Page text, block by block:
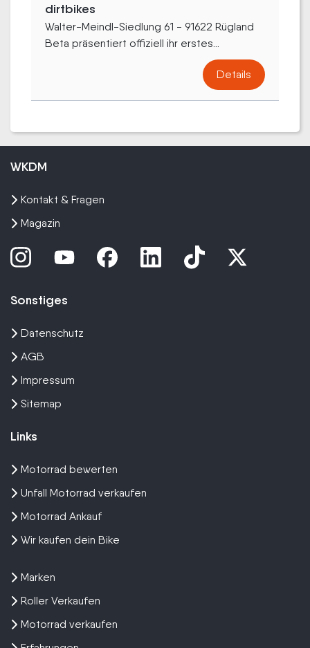
dirtbikes
Walter-Meindl-Siedlung 61 - 91622 Rügland
Beta präsentiert offiziell ihr erstes...
Details
WKDM
Kontakt & Fragen
Magazin
Sonstiges
Datenschutz
AGB
Impressum
Sitemap
Links
Motorrad bewerten
Unfall Motorrad verkaufen
Motorrad Ankauf
Wir kaufen dein Bike
Marken
Roller Verkaufen
Motorrad verkaufen